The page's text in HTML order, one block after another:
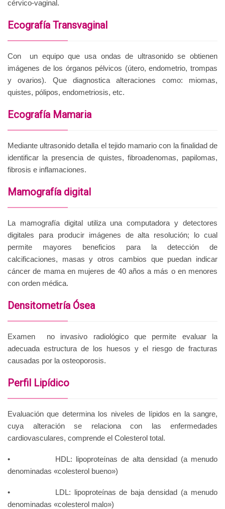
cérvico-vaginal.
Ecografía Transvaginal
Con un equipo que usa ondas de ultrasonido se obtienen
imágenes de los órganos pélvicos (útero, endometrio, trompas
y ovarios). Que diagnostica alteraciones como: miomas,
quistes, pólipos, endometriosis, etc.
Ecografía Mamaria
Mediante ultrasonido detalla el tejido mamario con la finalidad de
identificar la presencia de quistes, fibroadenomas, papilomas,
fibrosis e inflamaciones.
Mamografía digital
La mamografía digital utiliza una computadora y detectores
digitales para producir imágenes de alta resolución; lo cual
permite mayores beneficios para la detección de
calcificaciones, masas y otros cambios que puedan indicar
cáncer de mama en mujeres de 40 años a más o en menores
con orden médica.
Densitometría Ósea
Examen no invasivo radiológico que permite evaluar la
adecuada estructura de los huesos y el riesgo de fracturas
causadas por la osteoporosis.
Perfil Lipídico
Evaluación que determina los niveles de lípidos en la sangre,
cuya alteración se relaciona con las enfermedades
cardiovasculares, comprende el Colesterol total.
• HDL: lipoproteínas de alta densidad (a menudo
denominadas «colesterol bueno»)
• LDL: lipoproteínas de baja densidad (a menudo
denominadas «colesterol malo»)